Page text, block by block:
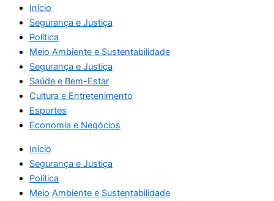
Início
Segurança e Justiça
Política
Meio Ambiente e Sustentabilidade
Segurança e Justiça
Saúde e Bem-Estar
Cultura e Entretenimento
Esportes
Economia e Negócios
Início
Segurança e Justiça
Política
Meio Ambiente e Sustentabilidade